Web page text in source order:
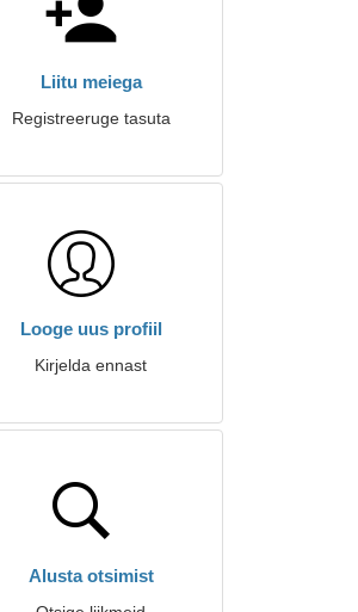
Liitu meiega
Registreeruge tasuta
Looge uus profiil
Kirjelda ennast
Alusta otsimist